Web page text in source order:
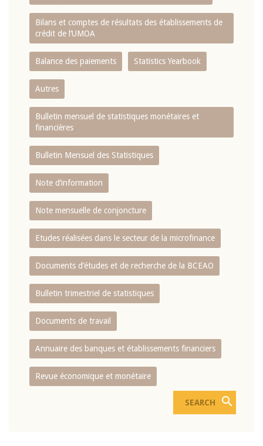
Bilans et comptes de résultats des établissements de
crédit de l‘UMOA
Balance des paiements Statistics Yearbook
Autres
Bulletin mensuel de statistiques monétaires et
financières
Bulletin Mensuel des Statistiques
Note d’information
Note mensuelle de conjoncture
Etudes réalisées dans le secteur de la microfinance
Documents d’études et de recherche de la BCEAO
Bulletin trimestriel de statistiques
Documents de travail
Annuaire des banques et établissements financiers
Revue économique et monétaire